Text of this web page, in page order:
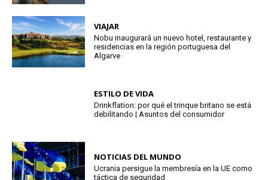
VIAJAR
Nobu inaugurará un nuevo hotel, restaurante y
residencias en la región portuguesa del
Algarve
ESTILO DE VIDA
Drinkflation: por qué el trinque britano se está
debilitando | Asuntos del consumidor
NOTICIAS DEL MUNDO
Ucrania persigue la membresía en la UE como
táctica de seguridad